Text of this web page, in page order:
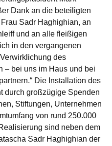
Dank an die beteiligten
Sadr Haghighian, an
und an alle fleißigen
in den vergangenen
des
– bei uns im Haus und bei
Die Installation des
durch großzügige Spenden
Stiftungen, Unternehmen
von rund 250.000
sind neben dem
Sadr Haghighian der